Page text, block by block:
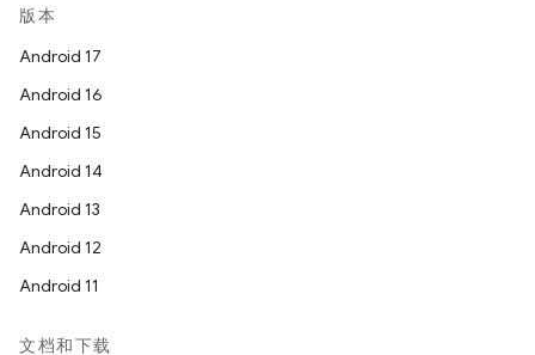
版本
Android 17
Android 16
Android 15
Android 14
Android 13
Android 12
Android 11
文档和下载